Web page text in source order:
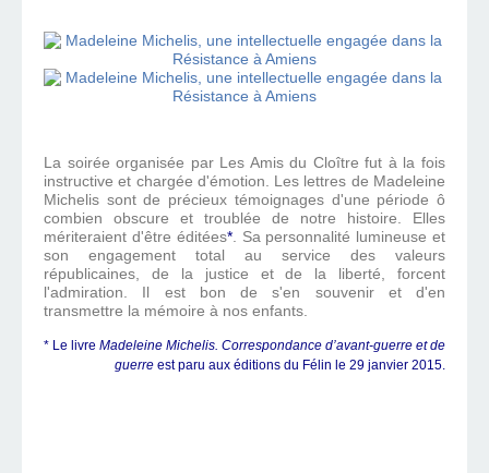
La soirée organisée par Les Amis du Cloître fut à la fois
instructive et chargée d'émotion. Les lettres de Madeleine
Michelis sont de précieux témoignages d'une période ô
combien obscure et troublée de notre histoire. Elles
mériteraient d'être éditées*. Sa personnalité lumineuse et
son engagement total au service des valeurs
républicaines, de la justice et de la liberté, forcent
l'admiration. Il est bon de s'en souvenir et d'en
transmettre la mémoire à nos enfants.
* Le livre Madeleine Michelis. Correspondance d’avant-guerre et de
guerre est paru aux éditions du Félin le 29 janvier 2015.